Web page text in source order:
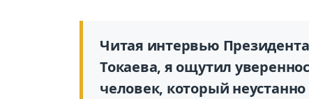
Читая интервью
Токаева, я ощутил
человек, который